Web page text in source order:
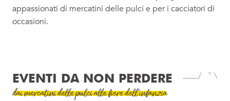
appassionati di mercatini delle pulci e per i cacciatori di
occasioni.
EVENTI DA NON PERDERE
dai mercatini delle pulci alle fiere dell'infanzia